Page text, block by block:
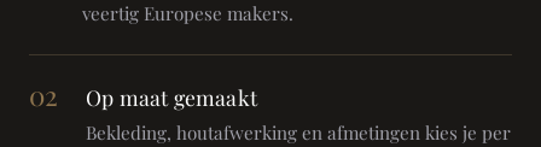
veertig Europese makers.
02 Op maat gemaakt
Bekleding, houtafwerking en afmetingen kies je per